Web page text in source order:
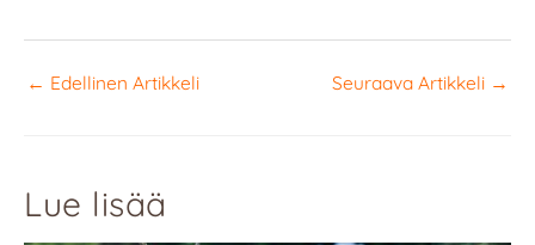
← Edellinen Artikkeli Seuraava Artikkeli →
Lue lisää